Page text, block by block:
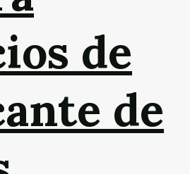
de
de